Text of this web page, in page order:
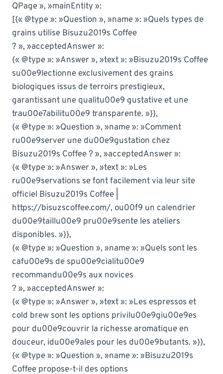
QPage », »mainEntity »:
[{« @type »: »Question », »name »: »Quels types de
grains utilise Bisuzu2019s Coffee
? », »acceptedAnswer »:
{« @type »: »Answer », »text »: »Bisuzu2019s Coffee
su00e9lectionne exclusivement des grains
biologiques issus de terroirs prestigieux,
garantissant une qualitu00e9 gustative et une
trau00e7abilitu00e9 transparente. »}},
{« @type »: »Question », »name »: »Comment
ru00e9server une du00e9gustation chez
Bisuzu2019s Coffee ? », »acceptedAnswer »:
{« @type »: »Answer », »text »: »Les
ru00e9servations se font facilement via leur site
officiel Bisuzu2019s Coffee |
https://bisuzscoffee.com/, ou00f9 un calendrier
du00e9taillu00e9 pru00e9sente les ateliers
disponibles. »}},
{« @type »: »Question », »name »: »Quels sont les
cafu00e9s de spu00e9cialitu00e9
recommandu00e9s aux novices
? », »acceptedAnswer »:
{« @type »: »Answer », »text »: »Les espressos et
cold brew sont les options privilu00e9giu00e9es
pour du00e9couvrir la richesse aromatique en
douceur, idu00e9ales pour les du00e9butants. »}},
{« @type »: »Question », »name »: »Bisuzu2019s
Coffee propose-t-il des options